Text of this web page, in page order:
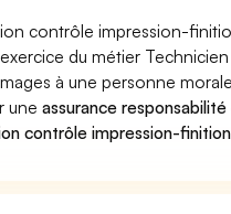
contrôle impression-
du métier
à une personne
uneassurance
contrôle impression-finition